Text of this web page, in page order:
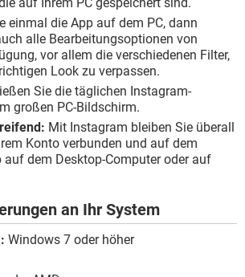
einmal die App auf dem PC, dann
alle Bearbeitungsoptionen von
vor allem die verschiedenen Filter,
Look zu verpassen.
Sie die täglichen Instagram-
großen PC-Bildschirm.
Mit Instagram bleiben Sie überall
Konto verbunden und auf dem
auf dem Desktop-Computer oder auf
an Ihr System
Windows 7 oder höher